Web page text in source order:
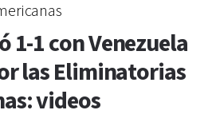
1-1 con Venezuela
las Eliminatorias
videos